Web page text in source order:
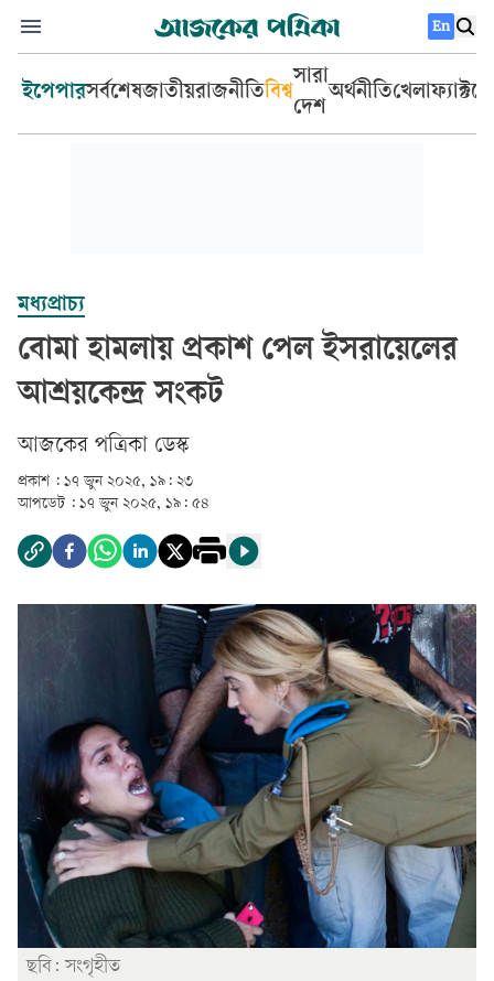
En
ইপেপারসর্বশেষজাতীয়রাজনীতিবিশ্ব
সারা
দেশ
অর্থনীতিখেলা
মধ্যপ্রাচ্য
বোমা হামলায় প্রকাশ পেল ইসরায়েলের
আশ্রয়কেন্দ্র সংকট
আজকের পত্রিকা ডেস্ক­
প্রকাশ : ১৭ জুন ২০২৫, ১৯: ২৩
আপডেট : ১৭ জুন ২০২৫, ১৯: ৫৪
ছবি: সংগৃহীত